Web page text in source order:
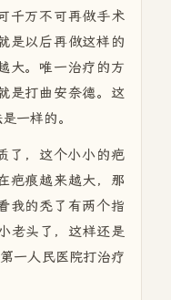
千万不可再做手术
是以后再做这样的
大。唯一治疗的方
是打曲安奈德。这
一样的。
了，这个小小的疤
疤痕越来越大，那
我的秃了有两个指
老头了，这样还是
一人民医院打治疗